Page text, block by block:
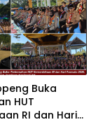
Buka
HUT
RI dan Hari